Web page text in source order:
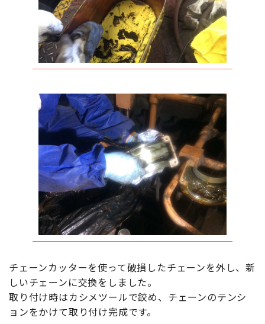
チェーンカッターを使って破損したチェーンを外し、新
しいチェーンに交換をしました。
取り付け時はカシメツールで鉸め、チェーンのテンシ
ョンをかけて取り付け完成です。